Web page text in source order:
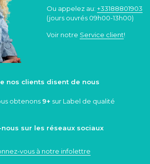
Ou appelez au: +33188801903
(jours ouvrés 09h00-13h00)
Voir notre Service client!
nos clients disent de nous
obtenons 9+ sur Label de qualité
nous sur les réseaux sociaux
vous à notre infolettre